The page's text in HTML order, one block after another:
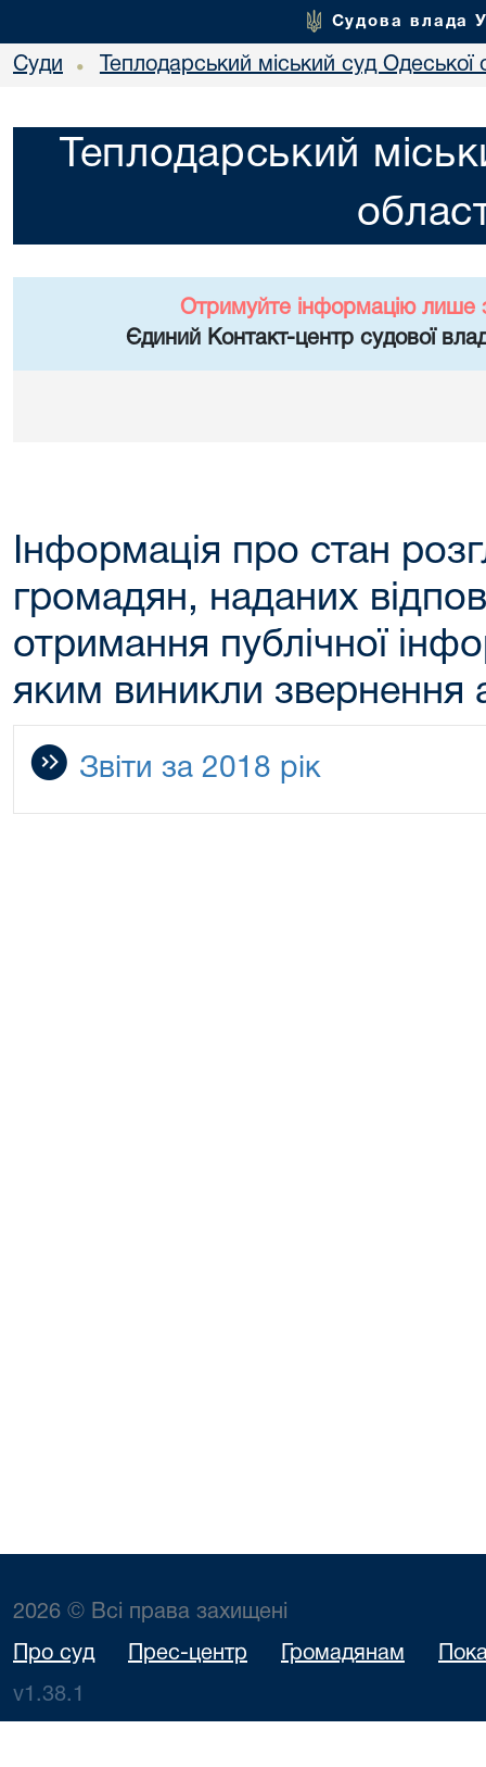
Судова влада
Суди • Теплодарський міський суд Одеської
Теплодарський
Отримуйте інформацію лише
Єдиний Контакт-центр судової
Інформація про стан
громадян, наданих
отримання публічної
яким виникли звернення
Звіти за 2018 рік
2026 © Всі права захищені
Про суд Прес-центр Громадянам
v1.38.1